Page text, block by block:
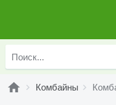
Комбайны